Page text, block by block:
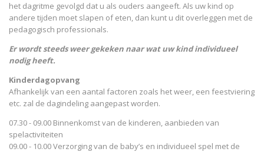
het dagritme gevolgd dat u als ouders aangeeft. Als uw kind op
andere tijden moet slapen of eten, dan kunt u dit overleggen met de
pedagogisch professionals.
Er wordt steeds weer gekeken naar wat uw kind individueel
nodig heeft.
Kinderdagopvang
Afhankelijk van een aantal factoren zoals het weer, een feestviering
etc. zal de dagindeling aangepast worden.
07.30 - 09.00 Binnenkomst van de kinderen, aanbieden van
spelactiviteiten
09.00 - 10.00 Verzorging van de baby’s en individueel spel met de